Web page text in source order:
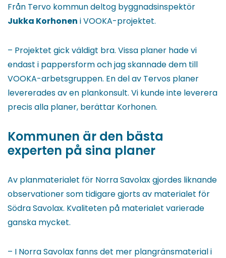
Från Tervo kommun deltog byggnadsinspektör
Jukka Korhonen i VOOKA-projektet.
– Projektet gick väldigt bra. Vissa planer hade vi
endast i pappersform och jag skannade dem till
VOOKA-arbetsgruppen. En del av Tervos planer
levererades av en plankonsult. Vi kunde inte leverera
precis alla planer, berättar Korhonen.
Kommunen är den bästa
experten på sina planer
Av planmaterialet för Norra Savolax gjordes liknande
observationer som tidigare gjorts av materialet för
Södra Savolax. Kvaliteten på materialet varierade
ganska mycket.
– I Norra Savolax fanns det mer plangränsmaterial i